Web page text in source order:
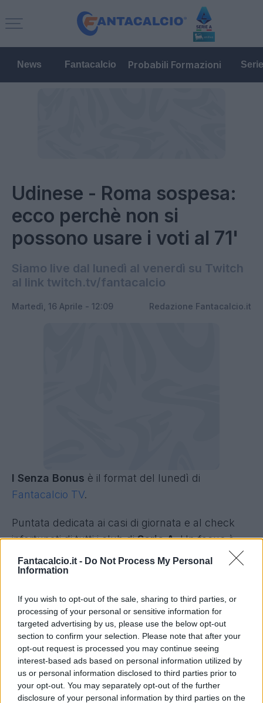
Fantacalcio.it - Do Not Process My Personal
Information
If you wish to opt-out of the sale, sharing to third parties, or
processing of your personal or sensitive information for
targeted advertising by us, please use the below opt-out
section to confirm your selection. Please note that after your
opt-out request is processed you may continue seeing
interest-based ads based on personal information utilized by
us or personal information disclosed to third parties prior to
your opt-out. You may separately opt-out of the further
disclosure of your personal information by third parties on the
News Fantacalcio Probabili Formazioni
Udinese - Roma sospesa:
ecco perchè non si
possono usare i voti al 71'
Siamo live dal lunedì al venerdì su Twitch
al link twitch.tv/fantacalcio
Martedì, 16 Aprile - 12:09 Redazione Fantacalcio.it
I Senza Bonus è il format del lunedì di
Fantacalcio TV.
Puntata dedicata ai casi di giornata e al check
infortunati di tutti i club diSerie A. Un focus è
dedicato alla gestione fantacalcistica della
sospensione di Udinese - Roma.
Come sempre, grande attenzione alle vostre
domande: priorità ai nostri abbonati (vi
ricordiamo che per chiha già un qualsiasi
abbonamento Prime, abbonarsi a Fantacalcio TV
su Twitch è gratis), ma risposte per tutti, come
sempre.